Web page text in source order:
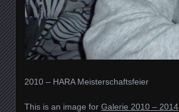
2010 – HARA Meisterschaftsfeier
This is an image for Galerie 2010 – 2014